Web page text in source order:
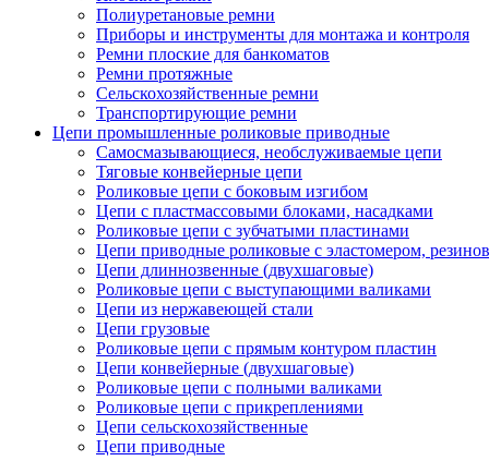
Полиуретановые ремни
Приборы и инструменты для монтажа и контроля
Ремни плоские для банкоматов
Ремни протяжные
Сельскохозяйственные ремни
Транспортирующие ремни
Цепи промышленные роликовые приводные
Самосмазывающиеся, необслуживаемые цепи
Тяговые конвейерные цепи
Роликовые цепи с боковым изгибом
Цепи с пластмассовыми блоками, насадками
Роликовые цепи с зубчатыми пластинами
Цепи приводные роликовые с эластомером,
Цепи длиннозвенные (двухшаговые)
Роликовые цепи с выступающими валиками
Цепи из нержавеющей стали
Цепи грузовые
Роликовые цепи с прямым контуром пластин
Цепи конвейерные (двухшаговые)
Роликовые цепи с полными валиками
Роликовые цепи с прикреплениями
Цепи сельскохозяйственные
Цепи приводные